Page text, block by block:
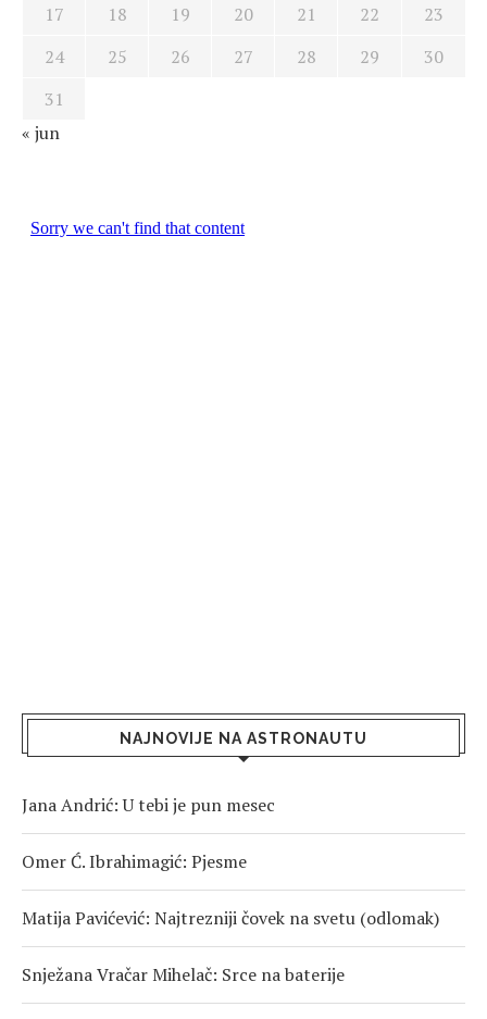
17
18 19 20 21 22
23
24
25 26 27 28 29
30
31
« jun
NAJNOVIJE NA ASTRONAUTU
Jana Andrić: U tebi je pun mesec
Omer Ć. Ibrahimagić: Pjesme
Matija Pavićević: Najtrezniji čovek na svetu (odlomak)
Snježana Vračar Mihelač: Srce na baterije